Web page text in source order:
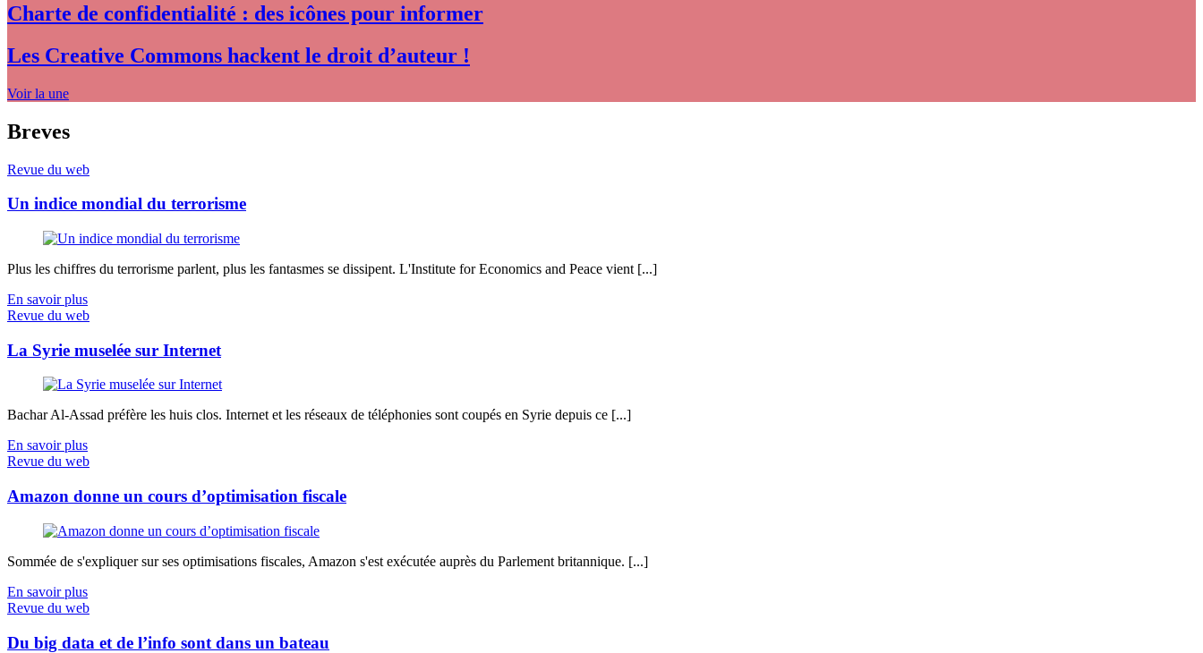
Charte de confidentialité : des icônes pour informer
Les Creative Commons hackent le droit d’auteur !
Voir la une
Breves
Revue du web
Un indice mondial du terrorisme
Plus les chiffres du terrorisme parlent, plus les fantasmes se dissipent. L'Institute for Economics and Peace vient [...]
En savoir plus
Revue du web
La Syrie muselée sur Internet
Bachar Al-Assad préfère les huis clos. Internet et les réseaux de téléphonies sont coupés en Syrie depuis ce [...]
En savoir plus
Revue du web
Amazon donne un cours d’optimisation fiscale
Sommée de s'expliquer sur ses optimisations fiscales, Amazon s'est exécutée auprès du Parlement britannique. [...]
En savoir plus
Revue du web
Du big data et de l’info sont dans un bateau